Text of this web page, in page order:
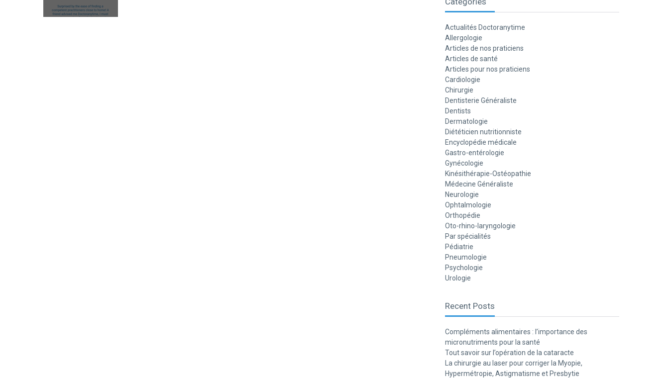
Actualités Doctoranytime
Allergologie
Articles de nos praticiens
Articles de santé
Articles pour nos praticiens
Cardiologie
Chirurgie
Dentisterie Généraliste
Dentists
Dermatologie
Diététicien nutritionniste
Encyclopédie médicale
Gastro-entérologie
Gynécologie
Kinésithérapie-Ostéopathie
Médecine Généraliste
Neurologie
Ophtalmologie
Orthopédie
Oto-rhino-laryngologie
Par spécialités
Pédiatrie
Pneumologie
Psychologie
Urologie
Recent Posts
Compléments alimentaires : l’importance des
micronutriments pour la santé
Tout savoir sur l’opération de la cataracte
La chirurgie au laser pour corriger la Myopie,
Hypermétropie, Astigmatisme et Presbytie